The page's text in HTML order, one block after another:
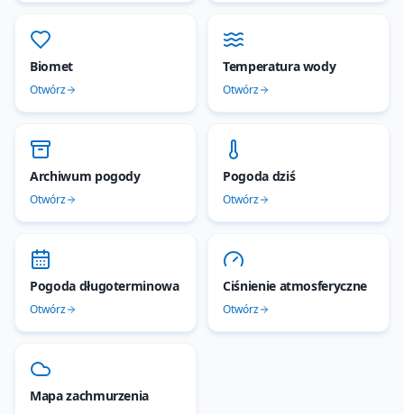
Biomet
Otwórz
Temperatura wody
Otwórz
Archiwum pogody
Otwórz
Pogoda dziś
Otwórz
Pogoda długoterminowa
Otwórz
Ciśnienie atmosferyczne
Otwórz
Mapa zachmurzenia